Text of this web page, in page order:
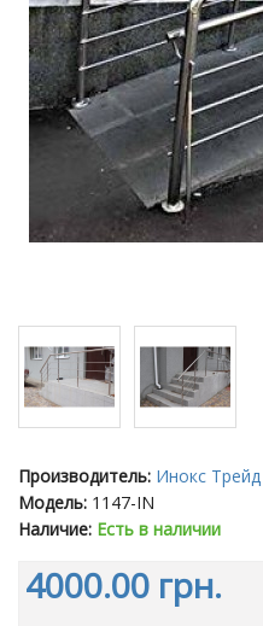
Производитель: Инокс Трейд
Модель: 1147-IN
Наличие: Есть в наличии
4000.00 грн.